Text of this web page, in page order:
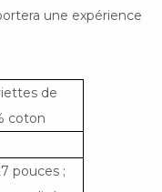
une expérience
de
coton
pouces ;